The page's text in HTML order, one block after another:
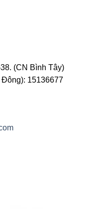
(CN Bình Tây)
15136677